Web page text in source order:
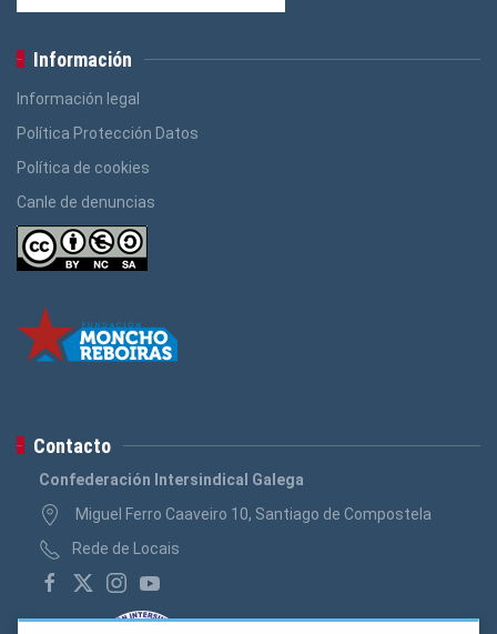
Información
Información legal
Política Protección Datos
Política de cookies
Canle de denuncias
Contacto
Confederación Intersindical Galega
Miguel Ferro Caaveiro 10, Santiago de Compostela
Rede de Locais